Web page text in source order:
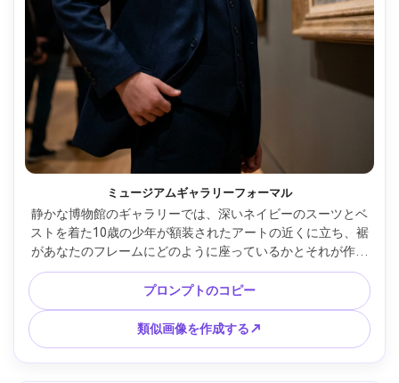
ミュージアムギャラリーフォーマル
静かな博物館のギャラリーでは、深いネイビーのスーツとベ
ストを着た10歳の少年が額装されたアートの近くに立ち、裾
があなたのフレームにどのように座っているかとそれが作り
出すシルエットを強調しています。ソフトギャラリー照明、
Sony A7R V 85mm、縦構成、シャープな生地質感、リアルな
肌の色合い --ar 4:5
プロンプトのコピー
類似画像を作成する↗